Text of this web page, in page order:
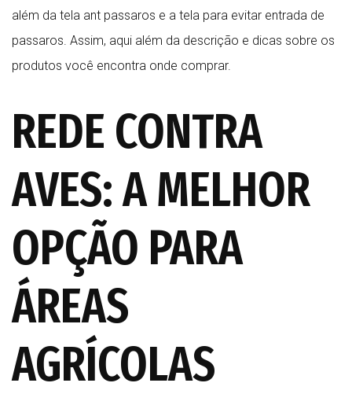
além da tela ant passaros e a tela para evitar entrada de
passaros. Assim, aqui além da descrição e dicas sobre os
produtos você encontra onde comprar.
REDE CONTRA
AVES: A MELHOR
OPÇÃO PARA
ÁREAS
AGRÍCOLAS